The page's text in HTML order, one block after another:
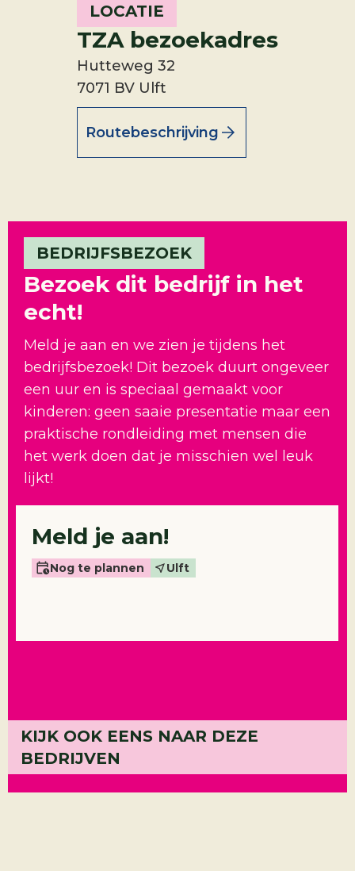
LOCATIE
TZA bezoekadres
Hutteweg 32
7071 BV Ulft
Routebeschrijving
BEDRIJFSBEZOEK
Bezoek dit bedrijf in het
echt!
Meld je aan en we zien je tijdens het
bedrijfsbezoek! Dit bezoek duurt ongeveer
een uur en is speciaal gemaakt voor
kinderen: geen saaie presentatie maar een
praktische rondleiding met mensen die
het werk doen dat je misschien wel leuk
lijkt!
Meld je aan!
Nog te plannen Ulft
KIJK OOK EENS NAAR DEZE
BEDRIJVEN